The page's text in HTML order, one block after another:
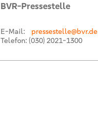
BVR-Pressestelle
E-Mail:
pressestelle@bvr.de
Telefon: (030) 2021-1300